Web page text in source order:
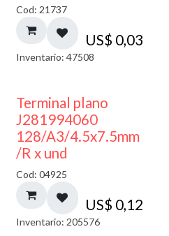
Cod: 21737
US$ 0,03
Inventario: 47508
Terminal plano
J281994060
128/A3/4.5x7.5mm
/R x und
Cod: 04925
US$ 0,12
Inventario: 205576